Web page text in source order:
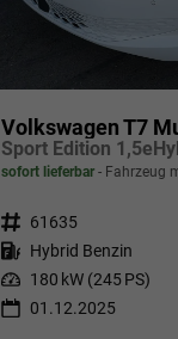
Volkswagen T7
sofort lieferbar Fahrzeug
Fahrzeugnr. 61635
Kraftstoff Hybrid Benzin
Leistung 180 kW (245 PS)
01.12.2025